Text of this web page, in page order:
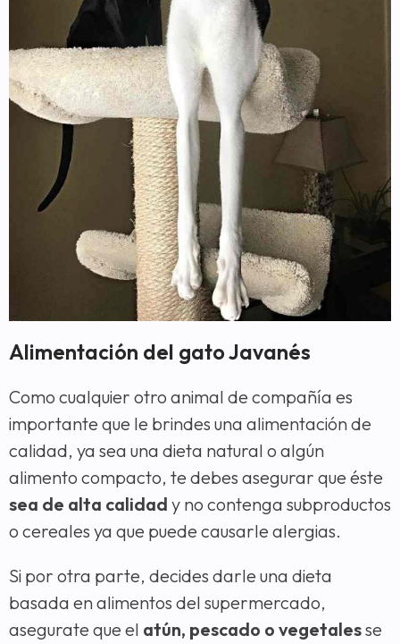
Alimentación del gato Javanés
Como cualquier otro animal de compañía es
importante que le brindes una alimentación de
calidad, ya sea una dieta natural o algún
alimento compacto, te debes asegurar que éste
sea de alta calidad y no contenga subproductos
o cereales ya que puede causarle alergias.
Si por otra parte, decides darle una dieta
basada en alimentos del supermercado,
asegurate que el atún, pescado o vegetalesse